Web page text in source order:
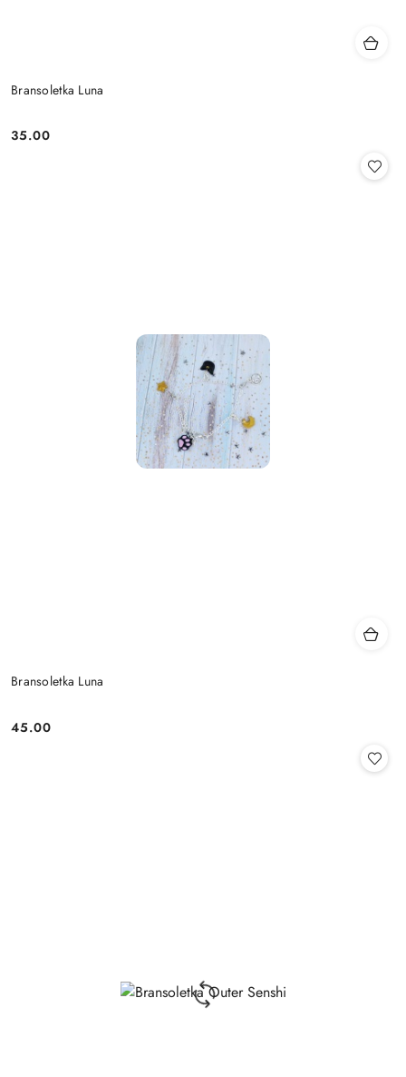
Bransoletka Luna
Cena:
35.00
Bransoletka Luna
Cena:
45.00